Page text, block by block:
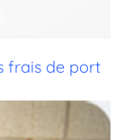
frais de port